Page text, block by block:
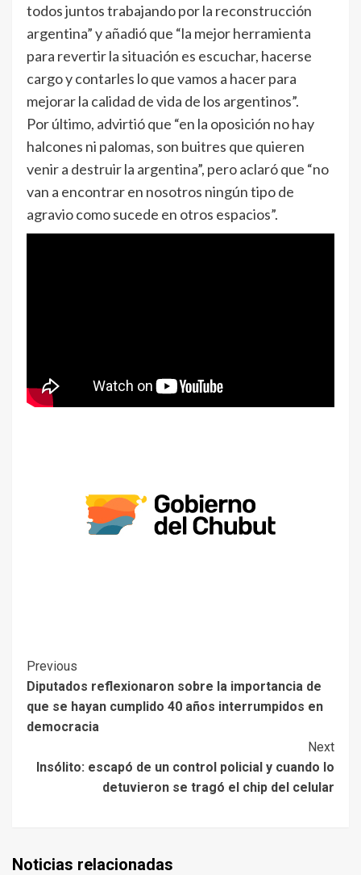
todos juntos trabajando por la reconstrucción
argentina” y añadió que “la mejor herramienta
para revertir la situación es escuchar, hacerse
cargo y contarles lo que vamos a hacer para
mejorar la calidad de vida de los argentinos”.
Por último, advirtió que “en la oposición no hay
halcones ni palomas, son buitres que quieren
venir a destruir la argentina”, pero aclaró que “no
van a encontrar en nosotros ningún tipo de
agravio como sucede en otros espacios”.
Previous
Diputados reflexionaron sobre la importancia de
que se hayan cumplido 40 años interrumpidos en
democracia
Next
Insólito: escapó de un control policial y cuando lo
detuvieron se tragó el chip del celular
Noticias relacionadas